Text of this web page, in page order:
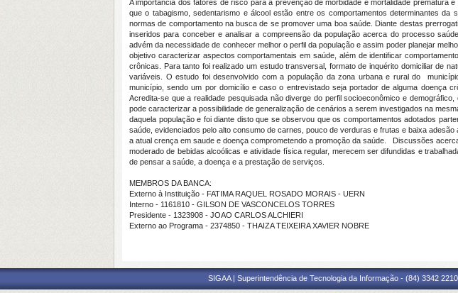
A importância dos fatores de risco para a prevenção de morbidade e mortalidade prematura
que o tabagismo, sedentarismo e álcool estão entre os comportamentos determinantes
normas de comportamento na busca de se promover uma boa saúde. Diante destas
inseridos para conceber e analisar a compreensão da população acerca do processo
advém da necessidade de conhecer melhor o perfil da população e assim poder planejar
objetivo caracterizar aspectos comportamentais em saúde, além de identificar
crônicas. Para tanto foi realizado um estudo transversal, formato de inquérito domiciliar de
variáveis. O estudo foi desenvolvido com a população da zona urbana e rural do
município, sendo um por domicílio e caso o entrevistado seja portador de alguma doença
Acredita-se que a realidade pesquisada não diverge do perfil socioeconômico e
pode caracterizar a possibilidade de generalização de cenários a serem investigados na
daquela população e foi diante disto que se observou que os comportamentos adotados
saúde, evidenciados pelo alto consumo de carnes, pouco de verduras e frutas e baixa
a atual crença em saude e doença comprometendo a promoção da saúde. Discussões
moderado de bebidas alcoólicas e atividade física regular, merecem ser difundidas e
de pensar a saúde, a doença e a prestação de serviços.
MEMBROS DA BANCA:
Externo à Instituição - FATIMA RAQUEL ROSADO MORAIS - UERN
Interno - 1161810 - GILSON DE VASCONCELOS TORRES
Presidente - 1323908 - JOAO CARLOS ALCHIERI
Externo ao Programa - 2374850 - THAIZA TEIXEIRA XAVIER NOBRE
SIGAA | Superintendência de Tecnologia da Informação - (84) 3342